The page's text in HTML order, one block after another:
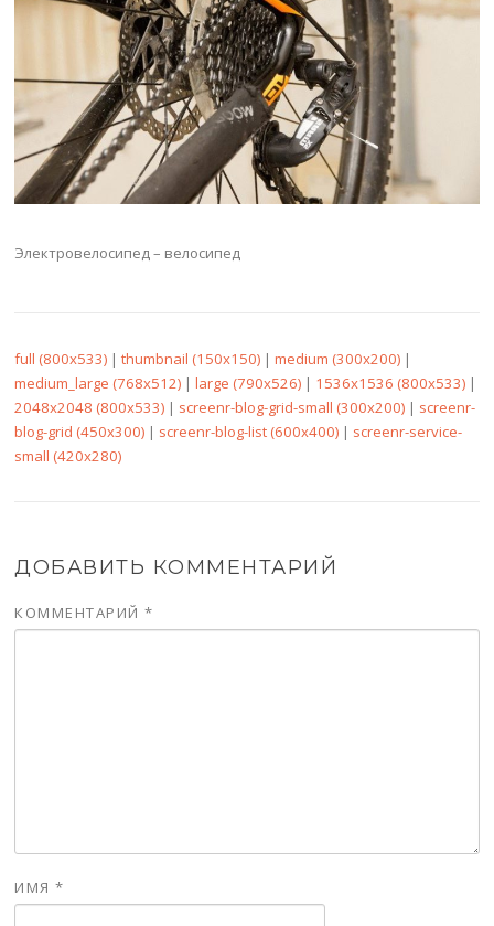
Электровелосипед – велосипед
full (800x533) |thumbnail (150x150) |medium (300x200) |
medium_large (768x512) |large (790x526) | 1536x1536 (800x533) |
2048x2048 (800x533) | screenr-blog-grid-small (300x200) | screenr-
blog-grid (450x300) | screenr-blog-list (600x400) | screenr-service-
small (420x280)
ДОБАВИТЬ КОММЕНТАРИЙ
КОММЕНТАРИЙ*
ИМЯ*